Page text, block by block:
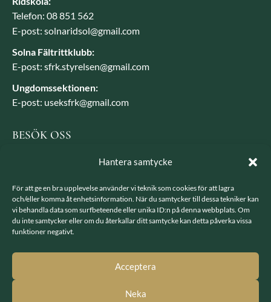
Hantera samtycke
För att ge en bra upplevelse använder vi teknik som cookies för att lagra
och/eller komma åt enhetsinformation. När du samtycker till dessa tekniker kan
vi behandla data som surfbeteende eller unika ID:n på denna webbplats. Om
du inte samtycker eller om du återkallar ditt samtycke kan detta påverka vissa
funktioner negativt.
Acceptera
Neka
Telefon: 08 851 562
E-post: solnaridsol@gmail.com
Solna Fältrittklubb:
E-post: sfrk.styrelsen@gmail.com
Ungdomssektionen:
E-post: useksfrk@gmail.com
BESÖK OSS
Besöksadress: Järvavägen 7, 170 79 Solna
LÄNKAR
Integritetspolicy
GDPR - hantering av personuppgifter